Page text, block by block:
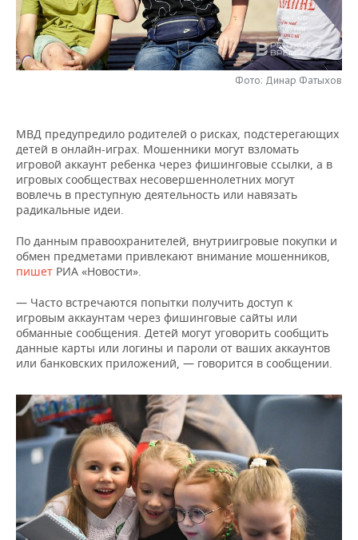
НЕФТЕХИМИЯ
НЕФТЬ
РОЗНИЧНАЯ ТОРГОВЛЯ
ТРАНСПОРТ
НОВОСТИ ТЕХНОЛОГИЙ
IT
ТЕЛЕКОММУНИКАЦИИ
МЕРОПРИЯТИЯ
НОВОСТИ МЕРОПРИЯТИЙ
БИЗНЕС-БРАНЧИ
ONLINE-КОНФЕРЕНЦИИ
ОТКРЫТАЯ ЛЕКЦИЯ
СПОРТ
ФУТБОЛ
ХОККЕЙ
БАСКЕТБОЛ
ВОЛЕЙБОЛ
ФИГУРНОЕ КАТАНИЕ
ВОДНЫЕ ВИДЫ СПОРТА
ХОККЕЙ С МЯЧОМ
НОВОСТИ ОБЩЕСТВА
ВЛАСТЬ
ИНФРАСТРУКТУРА
ИСТОРИЯ
МЕДИЦИНА
ОБРАЗОВАНИЕ
ПРОИСШЕСТВИЯ
ФОТОГАЛЕРЕЯ
СЮЖЕТЫ
СПРАВОЧНИК
СПИСОК ПЕРСОН
ПОЛНАЯ ВЕРСИЯ
Фото: Динар Фатыхов
МВД предупредило родителей о рисках, подстерегающих
детей в онлайн-играх. Мошенники могут взломать
игровой аккаунт ребенка через фишинговые ссылки, а в
игровых сообществах несовершеннолетних могут
вовлечь в преступную деятельность или навязать
радикальные идеи.
По данным правоохранителей, внутриигровые покупки и
обмен предметами привлекают внимание мошенников,
пишет РИА «Новости».
— Часто встречаются попытки получить доступ к
игровым аккаунтам через фишинговые сайты или
обманные сообщения. Детей могут уговорить сообщить
данные карты или логины и пароли от ваших аккаунтов
или банковских приложений, — говорится в сообщении.